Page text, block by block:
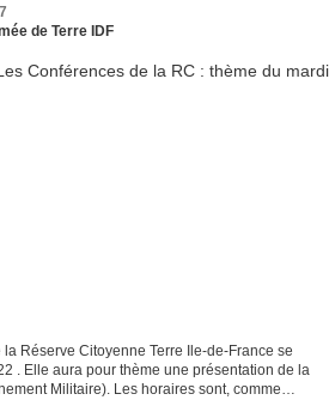
de Terre IDF
Réserve Citoyenne Terre Ile-de-France se
. Elle aura pour thème une présentation de la
Militaire). Les horaires sont, comme